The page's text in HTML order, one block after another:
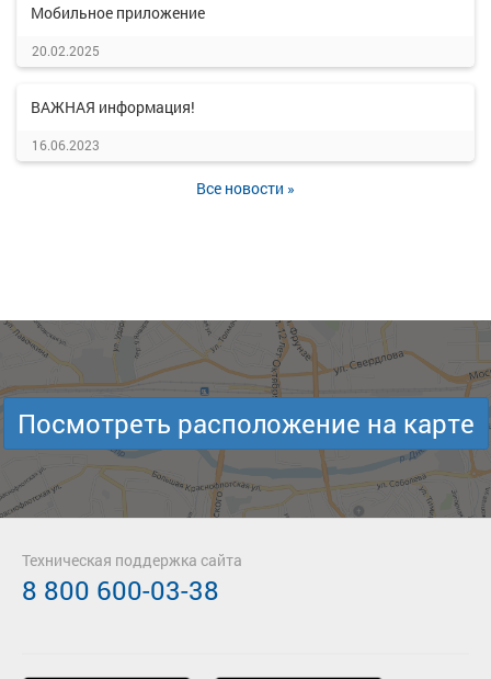
Мобильное приложение
20.02.2025
ВАЖНАЯ информация!
16.06.2023
Все новости »
Посмотреть расположение на карте
Техническая поддержка сайта
8 800 600-03-38